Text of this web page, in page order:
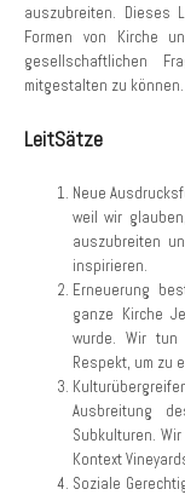
auszubreiten. Dieses
Formen von Kirche
gesellschaftlichen
mitgestalten zu können.
LeitSätze
Neue
weil wir
auszubreiten
inspirieren.
Erneuerung
ganze Kirche
wurde. Wir
Respekt, um zu
Ausbreitung
Subkulturen.
Kontext
Soziale